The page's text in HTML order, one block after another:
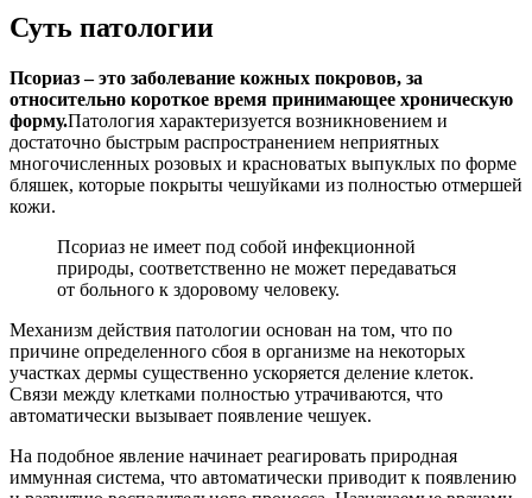
Суть патологии
Псориаз – это заболевание кожных покровов, за
относительно короткое время принимающее хроническую
форму.Патология характеризуется возникновением и
достаточно быстрым распространением неприятных
многочисленных розовых и красноватых выпуклых по форме
бляшек, которые покрыты чешуйками из полностью отмершей
кожи.
Псориаз не имеет под собой инфекционной
природы, соответственно не может передаваться
от больного к здоровому человеку.
Механизм действия патологии основан на том, что по
причине определенного сбоя в организме на некоторых
участках дермы существенно ускоряется деление клеток.
Связи между клетками полностью утрачиваются, что
автоматически вызывает появление чешуек.
На подобное явление начинает реагировать природная
иммунная система, что автоматически приводит к появлению